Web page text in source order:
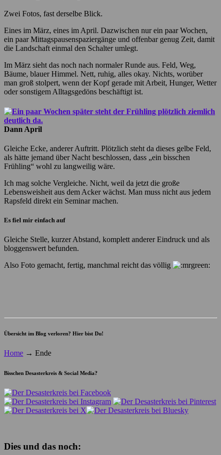
Zwei Fotos, fast derselbe Blick.
Eines im März, eines im April. Dazwischen nur ein paar Wochen,
ein paar Mittagspausenspaziergänge und offenbar genug Zeit, damit
die Landschaft einmal den Schalter umlegt.
Im März sieht das noch nach normaler Runde aus. Feld, Weg,
Bäume, blauer Himmel. Nett, ruhig, alles okay. Nichts, worüber
man groß stolpert, wenn der Kopf gerade mit Arbeit, Hunger, Wetter
oder sonstigem Alltagsgedöns beschäftigt ist.
Dann April
Gleiche Ecke, anderer Auftritt. Plötzlich steht da dieses gelbe Feld,
als hätte jemand über Nacht beschlossen, dass „ein bisschen
Frühling“ wohl zu langweilig wäre.
Ich mag solche Vergleiche. Nicht, weil da jetzt die große
Lebensweisheit aus dem Acker wächst. Man muss nicht aus jedem
Rapsfeld direkt ein Seminar machen.
Es fiel mir einfach auf
Gleiche Stelle, kurzer Abstand, komplett anderer Eindruck und als
bloggenswert befunden.
Also Foto gemacht, fertig, manchmal reicht das völlig
Übersicht im Blog verloren? Hier bist Du!
Home → Ende
Bisschen Desasterkreis & Social Media?
Dies und das noch: